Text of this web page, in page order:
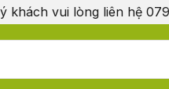
khách vui lòng liên hệ